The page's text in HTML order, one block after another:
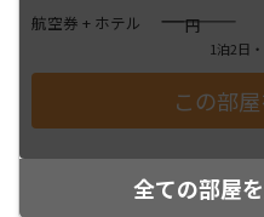
航空券 + ホテル ――――円
1泊2日
全ての部屋